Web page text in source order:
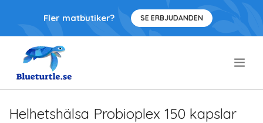
Fler matbutiker? SE ERBJUDANDEN
Helhetshälsa Probioplex 150 kapslar